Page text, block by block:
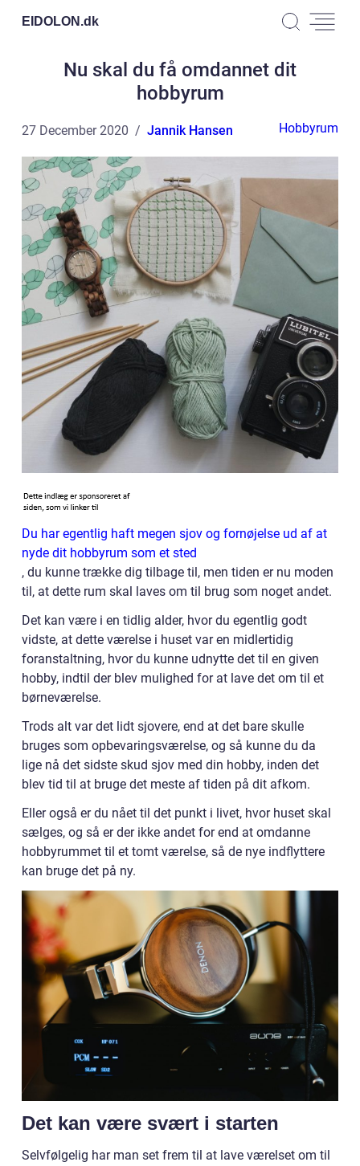
EIDOLON.dk
Nu skal du få omdannet dit
hobbyrum
27 December 2020 Jannik Hansen Hobbyrum
Du har egentlig haft megen sjov og fornøjelse ud af at
nyde dit hobbyrum som et sted
, du kunne trække dig tilbage til, men tiden er nu moden
til, at dette rum skal laves om til brug som noget andet.
Det kan være i en tidlig alder, hvor du egentlig godt
vidste, at dette værelse i huset var en midlertidig
foranstaltning, hvor du kunne udnytte det til en given
hobby, indtil der blev mulighed for at lave det om til et
børneværelse.
Trods alt var det lidt sjovere, end at det bare skulle
bruges som opbevaringsværelse, og så kunne du da
lige nå det sidste skud sjov med din hobby, inden det
blev tid til at bruge det meste af tiden på dit afkom.
Eller også er du nået til det punkt i livet, hvor huset skal
sælges, og så er der ikke andet for end at omdanne
hobbyrummet til et tomt værelse, så de nye indflyttere
kan bruge det på ny.
Det kan være svært i starten
Selvfølgelig har man set frem til at lave værelset om til